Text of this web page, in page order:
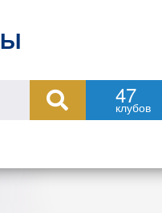
47
клубов